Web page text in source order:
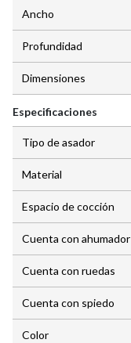
Ancho
Profundidad
Dimensiones
Especificaciones
Tipo de asador
Material
Espacio de cocción
Cuenta con ahumador
Cuenta con ruedas
Cuenta con spiedo
Color